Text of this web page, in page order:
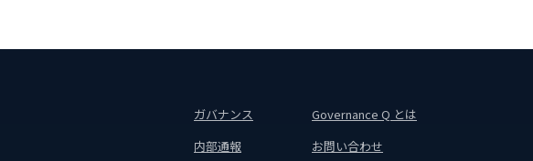
ガバナンス
内部通報
Governance Q とは
お問い合わせ